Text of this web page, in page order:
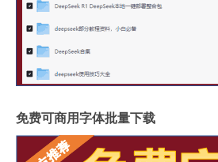
免费可商用字体批量下载